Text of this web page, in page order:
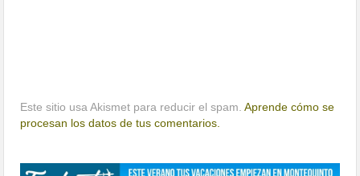
Este sitio usa Akismet para reducir el spam.Aprende cómo se
procesan los datos de tus comentarios.